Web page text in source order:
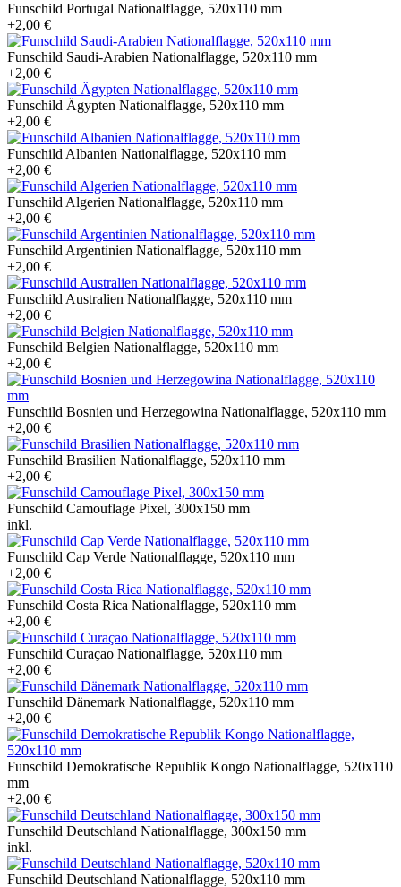
Funschild Portugal Nationalflagge, 520x110 mm
+2,00 €
Funschild Saudi-Arabien Nationalflagge, 520x110 mm
+2,00 €
Funschild Ägypten Nationalflagge, 520x110 mm
+2,00 €
Funschild Albanien Nationalflagge, 520x110 mm
+2,00 €
Funschild Algerien Nationalflagge, 520x110 mm
+2,00 €
Funschild Argentinien Nationalflagge, 520x110 mm
+2,00 €
Funschild Australien Nationalflagge, 520x110 mm
+2,00 €
Funschild Belgien Nationalflagge, 520x110 mm
+2,00 €
Funschild Bosnien und Herzegowina Nationalflagge, 520x110 mm
+2,00 €
Funschild Brasilien Nationalflagge, 520x110 mm
+2,00 €
Funschild Camouflage Pixel, 300x150 mm
inkl.
Funschild Cap Verde Nationalflagge, 520x110 mm
+2,00 €
Funschild Costa Rica Nationalflagge, 520x110 mm
+2,00 €
Funschild Curaçao Nationalflagge, 520x110 mm
+2,00 €
Funschild Dänemark Nationalflagge, 520x110 mm
+2,00 €
Funschild Demokratische Republik Kongo Nationalflagge, 520x110
mm
+2,00 €
Funschild Deutschland Nationalflagge, 300x150 mm
inkl.
Funschild Deutschland Nationalflagge, 520x110 mm